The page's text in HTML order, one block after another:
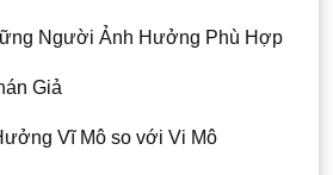
Người Ảnh Hưởng Phù Hợp
Giả
Vĩ Mô so với Vi Mô